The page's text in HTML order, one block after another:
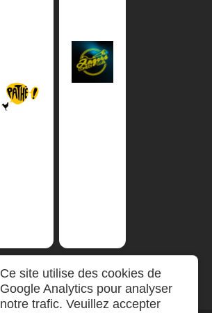
Ce site utilise des cookies de
Google Analytics pour analyser
notre trafic. Veuillez accepter